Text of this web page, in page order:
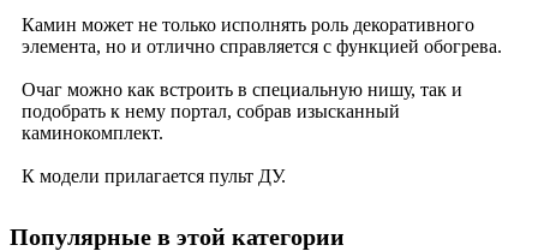
Камин может не только исполнять роль декоративного
элемента, но и отлично справляется с функцией обогрева.
Очаг можно как встроить в специальную нишу, так и
подобрать к нему портал, собрав изысканный
каминокомплект.
К модели прилагается пульт ДУ.
Популярные в этой категории